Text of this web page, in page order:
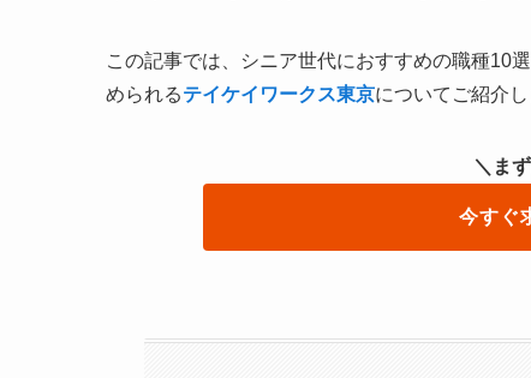
この記事では、シニア世代におすすめの職種10
められるテイケイワークス東京についてご紹介し
＼ま
今すぐ